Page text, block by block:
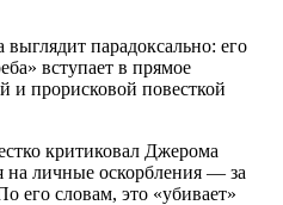
парадоксально: его
вступает в прямое
и прорисковой повесткой
критиковал Джерома
на личные оскорбления — за
его словам, это «убивает»